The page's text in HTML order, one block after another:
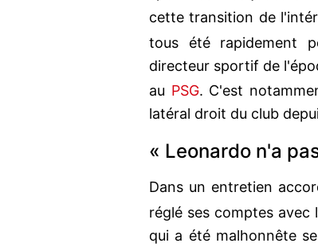
cette transition de
tous été rapidement
directeur sportif de
au PSG. C'est
latéral droit du club
« Leonardo n'a
Dans un entretien
réglé ses comptes avec
qui a été malhonnête